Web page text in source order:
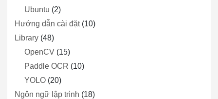
Ubuntu (2)
Hướng dẫn cài đặt(10)
Library (48)
OpenCV (15)
Paddle OCR (10)
YOLO (20)
Ngôn ngữ lập trình (18)